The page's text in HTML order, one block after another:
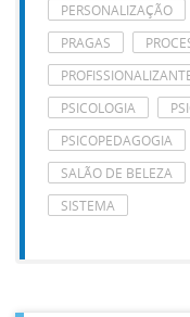
PERSONALIZAÇÃO
PRAGAS
PSICOLOGIA
PSICOPEDAGOGIA
SALÃO DE BELEZA
SISTEMA